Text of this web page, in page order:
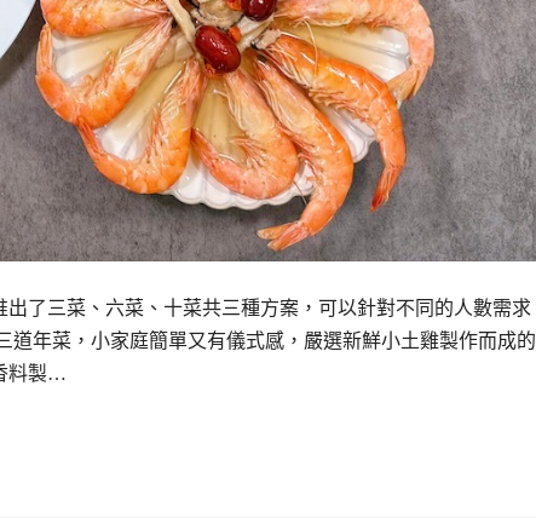
了三菜、六菜、十菜共三種方案，可以針對不同的人數需求
年菜，小家庭簡單又有儀式感，嚴選新鮮小土雞製作而成的
料製…